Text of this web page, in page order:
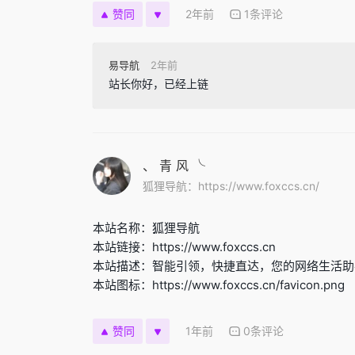
赞同 2年前 1条评论
易导航 2年前
站长你好，已经上链
、 青 风 ╰
狐狸导航：https://www.foxccs.cn/
本站名称：狐狸导航
本站链接：https://www.foxccs.cn
本站描述：智能引领，快捷直达，您的网络生活
本站图标：https://www.foxccs.cn/favicon.png
赞同 1年前 0条评论